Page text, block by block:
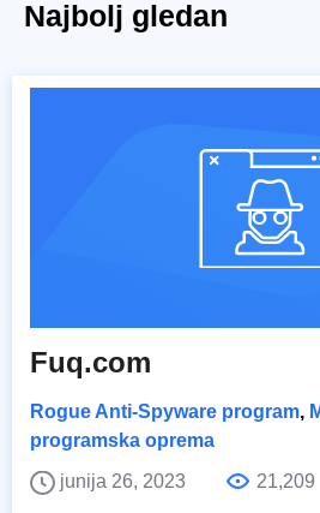
Najbolj gledan
Fuq.com
Rogue Anti-Spyware program,
programska oprema
junija 26, 2023
21,209